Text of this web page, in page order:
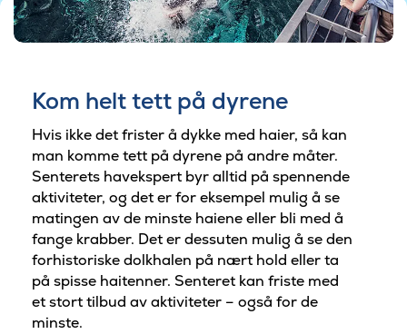
Kom helt tett på dyrene
Hvis ikke det frister å dykke med haier, så kan
man komme tett på dyrene på andre måter.
Senterets havekspert byr alltid på spennende
aktiviteter, og det er for eksempel mulig å se
matingen av de minste haiene eller bli med å
fange krabber. Det er dessuten mulig å se den
forhistoriske dolkhalen på nært hold eller ta
på spisse haitenner. Senteret kan friste med
et stort tilbud av aktiviteter – også for de
minste.